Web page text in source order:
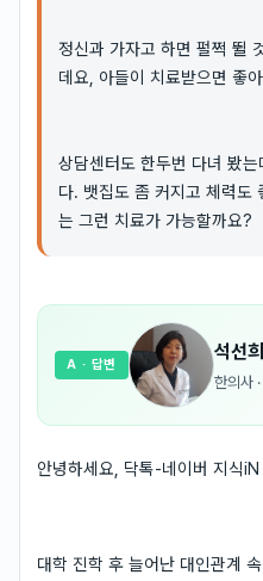
정신과 가자고 하면 펄쩍 뛸
데요, 아들이 치료받으면 좋
상담센터도 한두번 다녀 봤
다. 뱃집도 좀 커지고 체력도
는 그런 치료가 가능할까요?
석선희
한의사 ·
A · 답변
안녕하세요, 닥톡-네이버 지식
대학 진학 후 늘어난 대인관계